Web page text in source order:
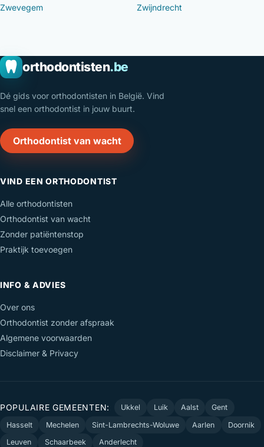
Zwevegem Zwijndrecht
orthodontisten.be
Dé gids voor orthodontisten in België. Vind
snel een orthodontist in jouw buurt.
Orthodontist van wacht
VIND EEN ORTHODONTIST
Alle orthodontisten
Orthodontist van wacht
Zonder patiëntenstop
Praktijk toevoegen
INFO & ADVIES
Over ons
Orthodontist zonder afspraak
Algemene voorwaarden
Disclaimer & Privacy
POPULAIRE GEMEENTEN: Ukkel Luik Aalst
Gent
Hasselt
Mechelen Sint-Lambrechts-Woluwe Aarlen
Doornik
Leuven
Schaarbeek Anderlecht